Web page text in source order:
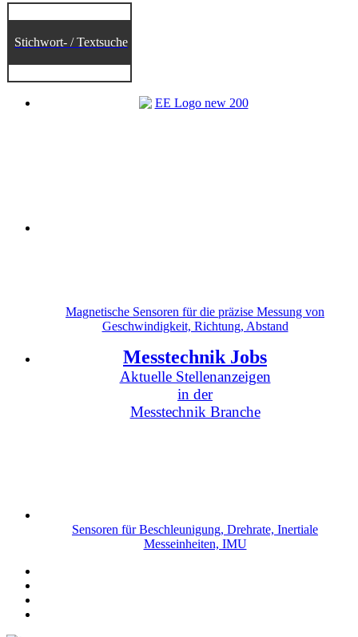
Stichwort- / Textsuche
Magnetische Sensoren für die präzise Messung von
Geschwindigkeit, Richtung, Abstand
Messtechnik Jobs
Aktuelle Stellenanzeigen
in der
Messtechnik Branche
Sensoren für Beschleunigung, Drehrate, Inertiale
Messeinheiten, IMU